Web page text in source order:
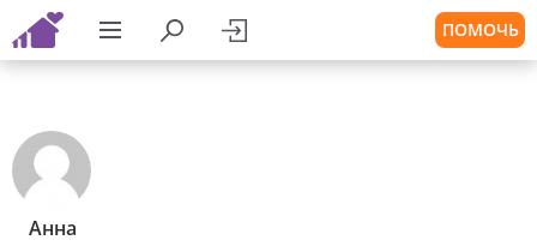
ПОМОЧЬ
Анна